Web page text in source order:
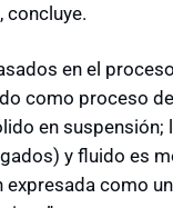
concluye.
en el
como proceso
en suspensión;
y fluido es
como